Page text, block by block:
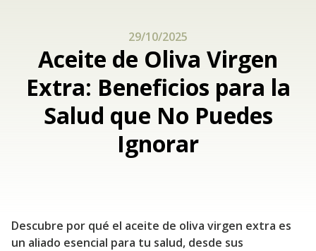
29/10/2025
Aceite de Oliva Virgen
Extra: Beneficios para la
Salud que No Puedes
Ignorar
Descubre por qué el aceite de oliva virgen extra es
un aliado esencial para tu salud, desde sus